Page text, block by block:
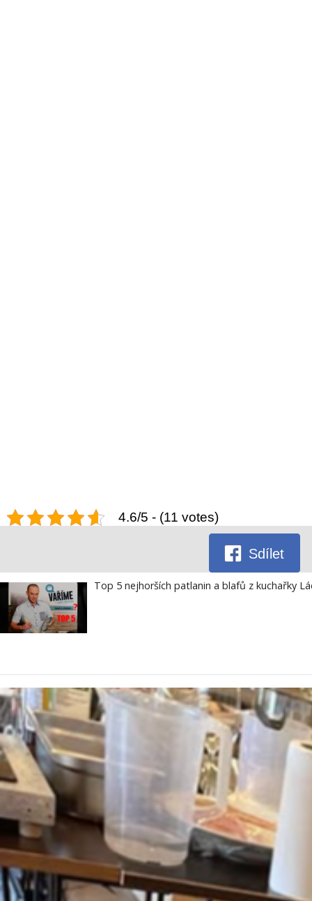
4.6/5 - (11 votes)
Sdílet
Top 5 nejhorších patlanin a blafů z kuchařky